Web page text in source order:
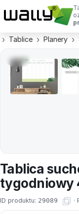
Tablice Planery
Tablica
tygodniowy
ID produktu: 29089 ·